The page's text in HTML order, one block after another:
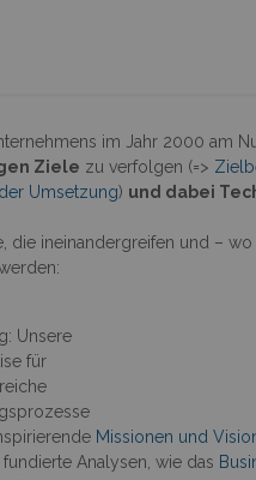
im Jahr 2000 am
Ziele zu verfolgen (=>
Umsetzung) und dabei
die ineinandergreifen und –
Unsere
für
Missionen und
Analysen, wie das